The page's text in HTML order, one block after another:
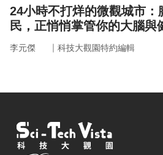
24小時不打烊的微觀城市：
民，正悄悄掌管你的大腦與
李元傑 ｜ 科技大觀園特約編輯